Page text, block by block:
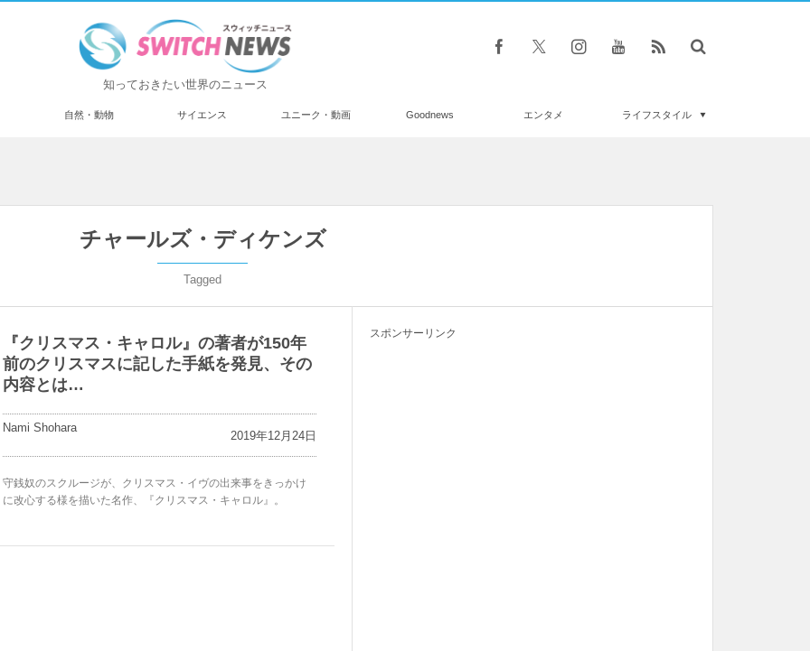
知っておきたい世界のニュース
自然・動物 サイエンス ユニーク・動画 Goodnews エンタメ ライフスタイル
チャールズ・ディケンズ
Tagged
『クリスマス・キャロル』の著者が150年
前のクリスマスに記した手紙を発見、その
内容とは…
Nami Shohara
2019年12月24日
守銭奴のスクルージが、クリスマス・イヴの出来事をきっかけ
に改心する様を描いた名作、『クリスマス・キャロル』。
スポンサーリンク